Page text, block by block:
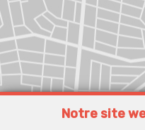
Notre site